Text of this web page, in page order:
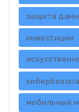
защита
инвестиции
мобильный